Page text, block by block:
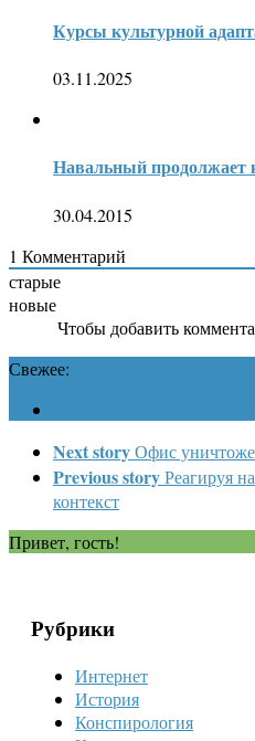
Курсы культурной
03.11.2025
Навальный продолжает
30.04.2015
1 Комментарий
старые
новые
Чтобы добавить
Свежее:
Next storyОфис
Previous storyРеагируя
контекст
Привет, гость!
Рубрики
Интернет
История
Конспирология